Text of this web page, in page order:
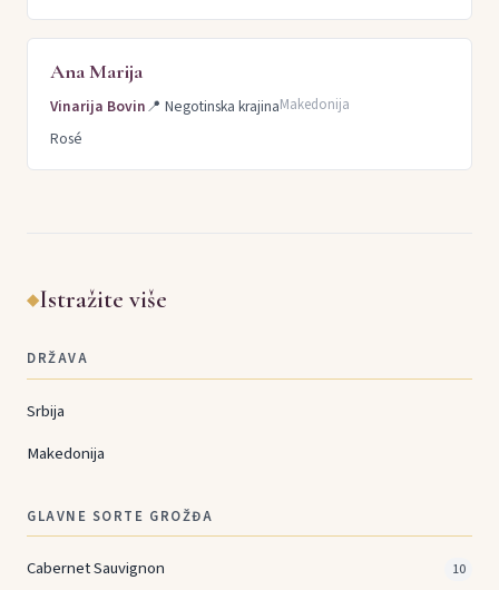
Ana Marija
Vinarija Bovin📍 Negotinska krajinaMakedonija
Rosé
◆Istražite više
DRŽAVA
Srbija
Makedonija
GLAVNE SORTE GROŽĐA
Cabernet Sauvignon 10